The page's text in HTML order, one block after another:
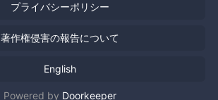
プライバシーポリシー
著作権侵害の報告について
English
Powered by Doorkeeper